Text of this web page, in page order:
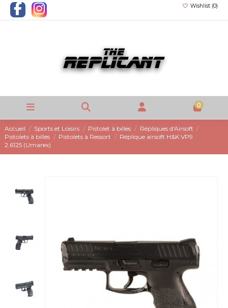
Wishlist (0)
0
Accueil Sports et Loisirs Pistolet à billes
Répliques d'Airsoft
Pistolets à billes
Pistolets à Ressort
Réplique airsoft H&K VP9
2.6125 (Umarex)